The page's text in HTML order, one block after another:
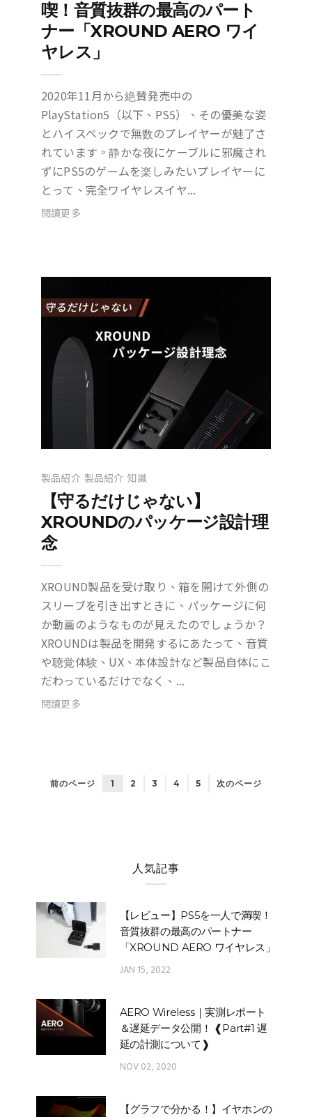
喫！音質抜群の最高のパート
ナー「XROUND AERO ワイ
ヤレス」
2020年11月から絶賛発売中の
PlayStation5（以下、PS5）、その優美な姿
とハイスペックで無数のプレイヤーが魅了さ
れています。静かな夜にケーブルに邪魔され
ずにPS5のゲームを楽しみたいプレイヤーに
とって、完全ワイヤレスイヤ...
閱讀更多
製品紹介 製品紹介 知識
【守るだけじゃない】
XROUNDのパッケージ設計理
念
XROUND製品を受け取り、箱を開けて外側の
スリーブを引き出すときに、パッケージに何
か動画のようなものが見えたのでしょうか？
XROUNDは製品を開発するにあたって、音質
や聴覚体験、UX、本体設計など製品自体にこ
だわっているだけでなく、...
閱讀更多
前のページ 1 2 3 4 5 次のページ
人気記事
【レビュー】PS5を一人で満喫！
音質抜群の最高のパートナー
「XROUND AERO ワイヤレス」
JAN 15, 2022
AERO Wireless｜実測レポート
＆遅延データ公開！ ❰Part#1 遅
延の計測について❱
NOV 02, 2020
【グラフで分かる！】イヤホンの